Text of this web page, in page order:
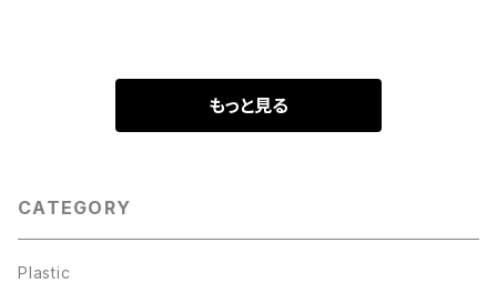
もっと見る
CATEGORY
Plastic